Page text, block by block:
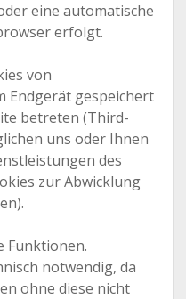
eine automatische
erfolgt.
von
Endgerät gespeichert
betreten (Third-
uns oder Ihnen
des
zur Abwicklung
Funktionen.
notwendig, da
ohne diese nicht